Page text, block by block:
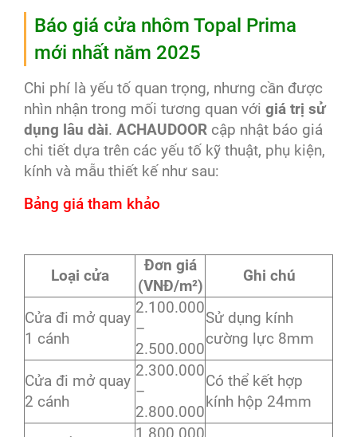
Báo giá cửa nhôm Topal Prima
mới nhất năm 2025
Chi phí là yếu tố quan trọng, nhưng cần được
nhìn nhận trong mối tương quan với giá trị sử
dụng lâu dài. ACHAUDOOR cập nhật báo giá
chi tiết dựa trên các yếu tố kỹ thuật, phụ kiện,
kính và mẫu thiết kế như sau:
Bảng giá tham khảo
Loại cửa
Đơn giá
(VNĐ/m²)
Ghi chú
Cửa đi mở quay
1 cánh
2.100.000
–
2.500.000
Sử dụng kính
cường lực 8mm
Cửa đi mở quay
2 cánh
2.300.000
–
2.800.000
Có thể kết hợp
kính hộp 24mm